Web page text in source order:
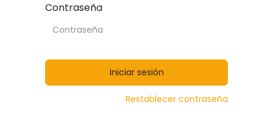
Contraseña
Iniciar sesión
Restablecer contraseña